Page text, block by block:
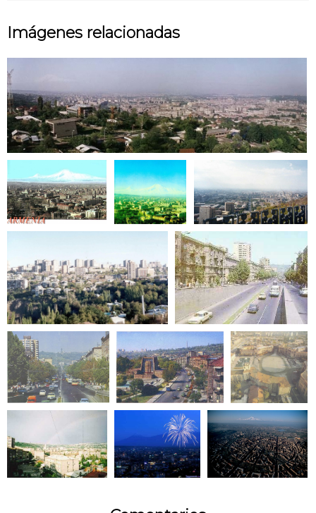
Imágenes relacionadas